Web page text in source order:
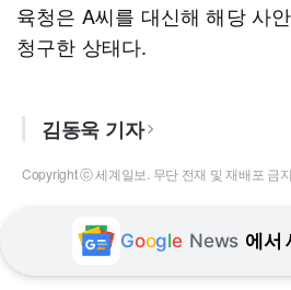
육청은 A씨를 대신해 해당 사
청구한 상태다.
김동욱 기자
Copyright ⓒ 세계일보. 무단 전재 및 재배포 금지
Google News 에서